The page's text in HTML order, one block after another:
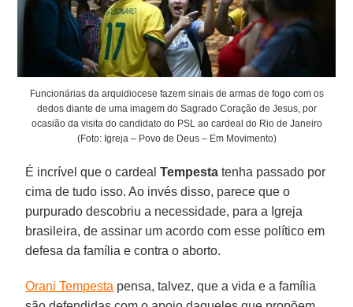
Funcionárias da arquidiocese fazem sinais de armas de fogo com os
dedos diante de uma imagem do Sagrado Coração de Jesus, por
ocasião da visita do candidato do PSL ao cardeal do Rio de Janeiro
(Foto: Igreja – Povo de Deus – Em Movimento)
É incrível que o cardealTempesta tenha passado por
cima de tudo isso. Ao invés disso, parece que o
purpurado descobriu a necessidade, para a Igreja
brasileira, de assinar um acordo com esse político em
defesa da família e contra o aborto.
Orani Tempesta pensa, talvez, que a vida e a família